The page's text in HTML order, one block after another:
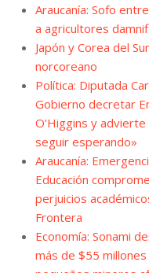
Araucanía: Sofo
a agricultores
Japón y Corea del
norcoreano
Política: Diputada
Gobierno decretar
O’Higgins y
seguir esperando»
Araucanía:
Educación
perjuicios
Frontera
Economía: Sonami
más de $55